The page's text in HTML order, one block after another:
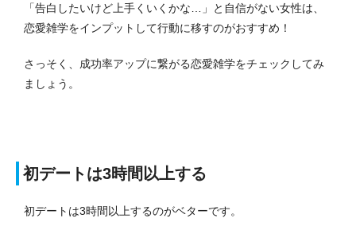
「告白したいけど上手くいくかな…」と自信がない女性は、
恋愛雑学をインプットして行動に移すのがおすすめ！
さっそく、成功率アップに繋がる恋愛雑学をチェックしてみ
ましょう。
初デートは3時間以上する
初デートは3時間以上するのがベターです。